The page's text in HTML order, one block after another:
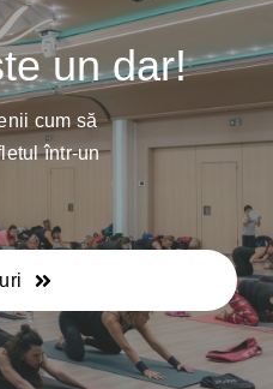
un dar!
cum să
într-un